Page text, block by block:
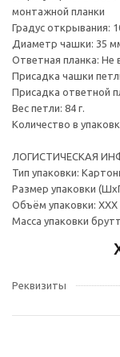
монтажной планки
Градус открывания:
Диаметр чашки: 35
Ответная планка: Не
Присадка чашки
Присадка ответной
Вес петли: 84 г.
Количество в
ЛОГИСТИЧЕСКАЯ
Тип упаковки:
Размер упаковки
Объём упаковки: ХХХ
Масса упаковки
Реквизиты